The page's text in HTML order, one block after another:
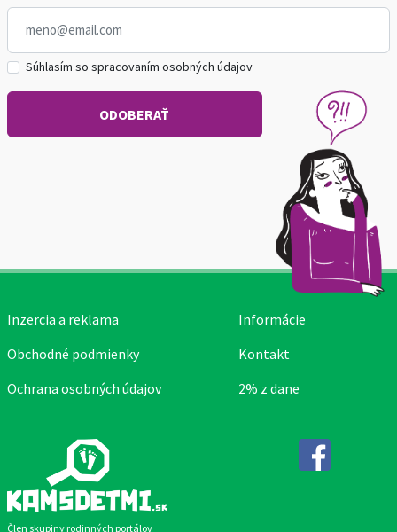
Súhlasím so spracovaním osobných údajov
Člen skupiny rodinných portálov
Inzercia a reklama
Obchodné podmienky
Ochrana osobných údajov
Informácie
Kontakt
2% z dane